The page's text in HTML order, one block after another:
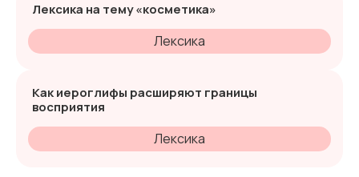
Лексика на тему «косметика»
Лексика
Как иероглифы расширяют границы
восприятия
Лексика